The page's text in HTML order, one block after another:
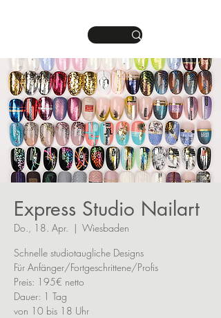
Express Studio Nailart
Do., 18. Apr.
  |
Wiesbaden
Schnelle studiotaugliche Designs
Für Anfänger/Fortgeschrittene/Profis
Preis: 195€ netto
Dauer: 1 Tag
von 10 bis 18 Uhr